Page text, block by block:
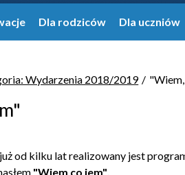
Dla rodziców Dla uczniów
Wydarzenia 2018/2019
od kilku lat realizowany jest
"Wiem co jem"